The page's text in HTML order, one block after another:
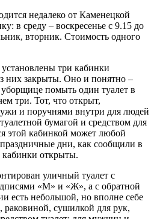
недалеко от Каменецкой
в среду – воскресенье с 9.15 до
вторник. Стоимость одного
три кабинки
них закрыты. Оно и понятно –
помыть один туалет в
три. Тот, что открыт,
и поручнями внутри для людей
бумагой и средством для
этой кабинкой может любой
дни, как сообщили в
открыты.
уличный туалет с
«М» и «Ж», а с обратной
есть небольшой, но вполне себе
раковиной, сушилкой для рук,